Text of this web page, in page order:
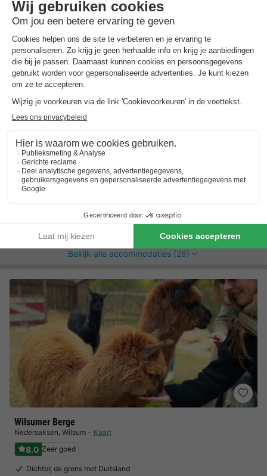
Vakantiepark de Beemster
Noord-holland,Oost-graftdijk
6.9
Perfecte locatie tussen natuur & stad -…
Verwarmd binnen- en buitenzwembad
Varen, vissen & kanoën direct in het park…
Van 12 tot 15 feb, 3 nachten, Vanaf
Bekijk alle accommodaties (26)
Wilsumer Berge
Nedersaksen, Wilsum Kaart
8.0 Zeer goed
Dichtbij de grens met Duitsland